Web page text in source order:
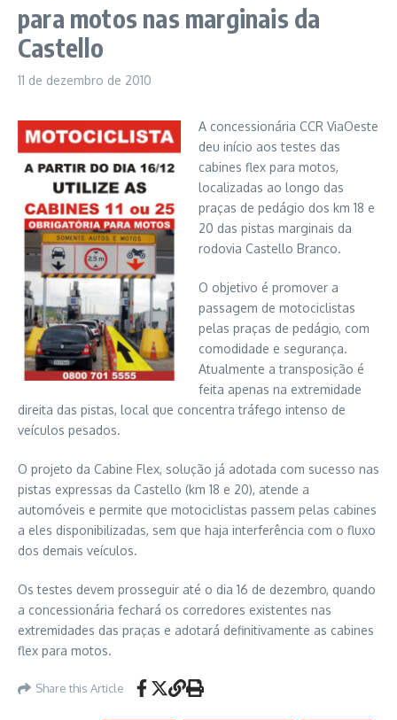
para motos nas marginais da
Castello
11 de dezembro de 2010
A concessionária CCR ViaOeste
deu início aos testes das
cabines flex para motos,
localizadas ao longo das
praças de pedágio dos km 18 e
20 das pistas marginais da
rodovia Castello Branco.
O objetivo é promover a
passagem de motociclistas
pelas praças de pedágio, com
comodidade e segurança.
Atualmente a transposição é
feita apenas na extremidade
direita das pistas, local que concentra tráfego intenso de
veículos pesados.
O projeto da Cabine Flex, solução já adotada com sucesso nas
pistas expressas da Castello (km 18 e 20), atende a
automóveis e permite que motociclistas passem pelas cabines
a eles disponibilizadas, sem que haja interferência com o fluxo
dos demais veículos.
Os testes devem prosseguir até o dia 16 de dezembro, quando
a concessionária fechará os corredores existentes nas
extremidades das praças e adotará definitivamente as cabines
flex para motos.
Share this Article